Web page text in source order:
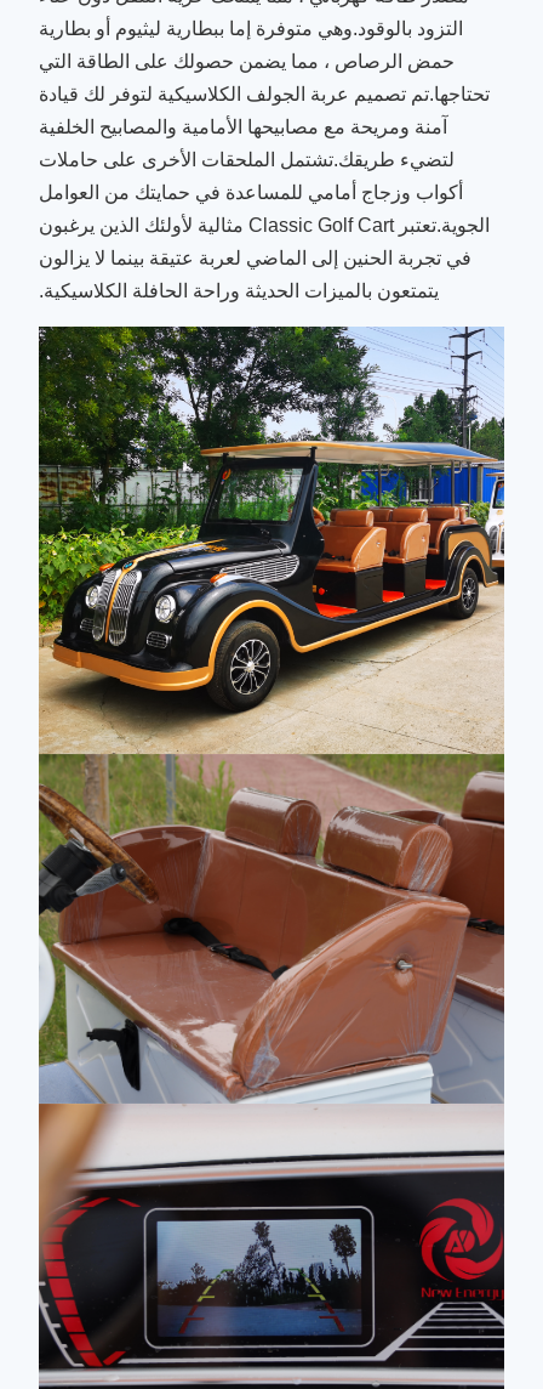
التزود بالوقود.وهي متوفرة إما ببطارية ليثيوم أو بطارية
حمض الرصاص ، مما يضمن حصولك على الطاقة التي
تحتاجها.تم تصميم عربة الجولف الكلاسيكية لتوفر لك قيادة
آمنة ومريحة مع مصابيحها الأمامية والمصابيح الخلفية
لتضيء طريقك.تشتمل الملحقات الأخرى على حاملات
أكواب وزجاج أمامي للمساعدة في حمايتك من العوامل
الجوية.تعتبر Classic Golf Cart مثالية لأولئك الذين يرغبون
في تجربة الحنين إلى الماضي لعربة عتيقة بينما لا يزالون
يتمتعون بالميزات الحديثة وراحة الحافلة الكلاسيكية.